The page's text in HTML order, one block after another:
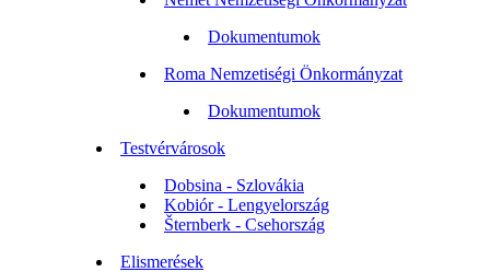
Dokumentumok
Roma Nemzetiségi Önkormányzat
Dokumentumok
Testvérvárosok
Dobsina - Szlovákia
Kobiór - Lengyelország
Šternberk - Csehország
Elismerések